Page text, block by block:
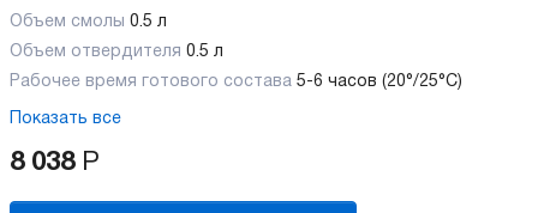
Объем смолы 0.5 л
Объем отвердителя 0.5 л
Рабочее время готового состава 5-6 часов (20°/25°C)
Показать все
8 038 Р